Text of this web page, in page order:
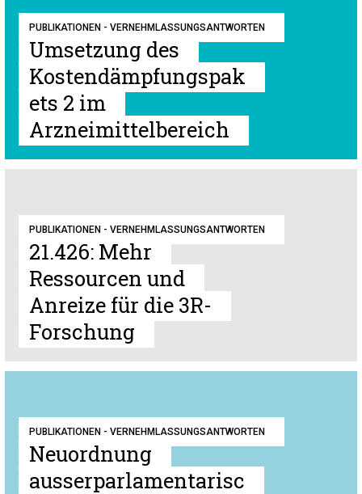
PUBLIKATIONEN - VERNEHMLASSUNGSANTWORTEN
Umsetzung des
Kostendämpfungspak
ets 2 im
Arzneimittelbereich
PUBLIKATIONEN - VERNEHMLASSUNGSANTWORTEN
21.426: Mehr
Ressourcen und
Anreize für die 3R-
Forschung
PUBLIKATIONEN - VERNEHMLASSUNGSANTWORTEN
Neuordnung
ausserparlamentarisc